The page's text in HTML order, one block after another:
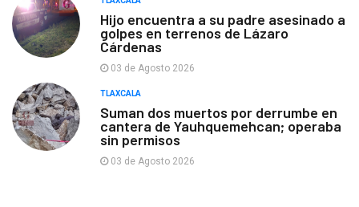
Hijo encuentra a su padre asesinado a
golpes en terrenos de Lázaro
Cárdenas
03 de Agosto 2026
TLAXCALA
Suman dos muertos por derrumbe en
cantera de Yauhquemehcan; operaba
sin permisos
03 de Agosto 2026